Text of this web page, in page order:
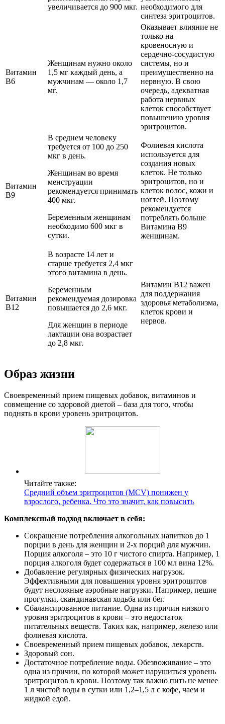
увеличивается до 900 мкг. необходимого для
синтеза эритроцитов.
Витамин
В6
Женщинам нужно около
1,5 мг каждый день, а
мужчинам — около 1,7
мг.
Оказывает влияние не
только на
кровеносную и
сердечно-сосудистую
системы, но и
преимущественно на
нервную. В свою
очередь, адекватная
работа нервных
клеток способствует
повышению уровня
эритроцитов.
Витамин
В9
В среднем человеку
требуется от 100 до 250
мкг в день.
Женщинам во время
менструации
рекомендуется принимать
400 мкг.
Беременным женщинам
необходимо 600 мкг в
сутки.
Фолиевая кислота
используется для
создания новых
клеток. Не только
эритроцитов, но и
клеток волос, кожи и
ногтей. Поэтому
рекомендуется
потреблять больше
Витамина В9
женщинам.
Витамин
В12
В возрасте 14 лет и
старше требуется 2,4 мкг
этого витамина в день.
Беременным
рекомендуемая дозировка
повышается до 2,6 мкг.
Для женщин в периоде
лактации она возрастает
до 2,8 мкг.
Витамин B12 важен
для поддержания
здоровья метаболизма,
клеток крови и
нервов.
Образ жизни
Своевременный прием пищевых добавок, витаминов и
совмещение со здоровой диетой – база для того, чтобы
поднять в крови уровень эритроцитов.
Читайте также:
Средний объем эритроцитов (MCV) понижен у
взрослого, ребенка. Что это значит, как повысить
Комплексный подход включает в себя:
Сокращение потребления алкогольных напитков до 1
порции в день для женщин и 2-х порций для мужчин.
Порция алкоголя – это 10 г чистого спирта. Например, 1
порция алкоголя будет содержаться в 100 мл вина 12%.
Добавление регулярных физических нагрузок.
Эффективными для повышения уровня эритроцитов
будут несложные аэробные нагрузки. Например, пешие
прогулки, скандинавская ходьба или бег.
Сбалансированное питание. Одна из причин низкого
уровня эритроцитов в крови – это недостаток
питательных веществ. Таких как, например, железо или
фолиевая кислота.
Своевременный прием пищевых добавок, лекарств.
Здоровый сон.
Достаточное потребление воды. Обезвоживание – это
одна из причин, по которой может нарушиться уровень
эритроцитов в крови. Поэтому так важно пить не менее
1 л чистой воды в сутки или 1,2–1,5 л с кофе, чаем и
жидкой едой.